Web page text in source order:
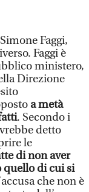
Faggi,
Faggi è
ministero,
Direzione
a metà
. Secondo i
detto
le
di non aver
quello di cui si
che non è